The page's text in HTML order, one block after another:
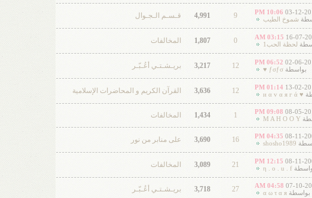
03-12-
10:06 PM
شموخ الطيب 9
4,991 قـسـم الـجـوال
16-07-
03:15 AM
لحظة الحب1 0
1,807 المخالفات
02-06-
06:52 PM
بواسطةƒσƒσ ♥
12
3,217 بريـشـتـي أعُـبّـر
13-02-
01:14 PM
♥ и α v α я г ά
12
3,636 القرآن الكريم و المحاضرات الإسلامية
08-05-
09:08 PM
M A H O O Y
1
1,434 المخالفات
08-11-
04:35 PM
shosho1989
16
3,690 على منابر من نور
08-11-
12:15 PM
η . o . u . f
21
3,089 المخالفات
07-10-
04:58 AM
بواسطةα ω τ α я
27
3,718 بريـشـتـي أعُـبّـر